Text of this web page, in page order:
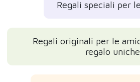
Regali speciali per
Regali originali per le
regalo uniche